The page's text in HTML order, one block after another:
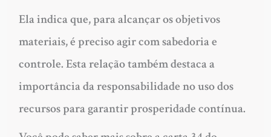
Ela indica que, para alcançar os objetivos
materiais, é preciso agir com sabedoria e
controle. Esta relação também destaca a
importância da responsabilidade no uso dos
recursos para garantir prosperidade contínua.